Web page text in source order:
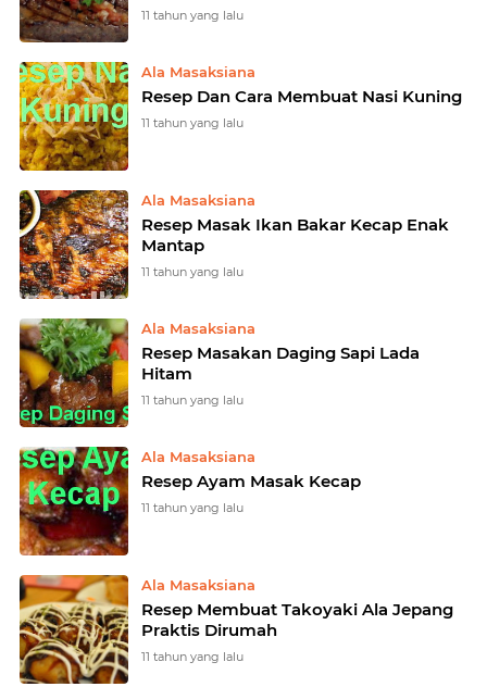
11 tahun yang lalu
Ala Masaksiana
Resep Dan Cara Membuat Nasi Kuning
11 tahun yang lalu
Ala Masaksiana
Resep Masak Ikan Bakar Kecap Enak
Mantap
11 tahun yang lalu
Ala Masaksiana
Resep Masakan Daging Sapi Lada
Hitam
11 tahun yang lalu
Ala Masaksiana
Resep Ayam Masak Kecap
11 tahun yang lalu
Ala Masaksiana
Resep Membuat Takoyaki Ala Jepang
Praktis Dirumah
11 tahun yang lalu